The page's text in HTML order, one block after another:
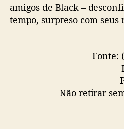
amigos de Black –
tempo, surpreso com seus
Fonte: (
Não retirar